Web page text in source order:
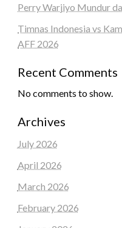
Perry Warjiyo Mundur
Timnas Indonesia vs
AFF 2026
Recent Comments
No comments to show.
Archives
July 2026
April 2026
March 2026
February 2026